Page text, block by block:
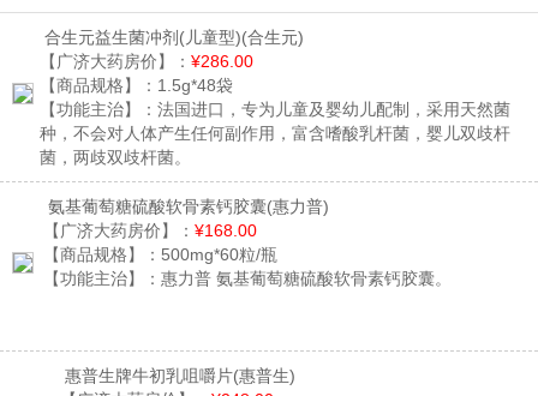
合生元益生菌冲剂(儿童型)(合生元)
【广济大药房价】： ¥286.00
【商品规格】： 1.5g*48袋
【功能主治】： 法国进口，专为儿童及婴幼儿配制，采用天然菌
种，不会对人体产生任何副作用，富含嗜酸乳杆菌，婴儿双歧杆
菌，两歧双歧杆菌。
氨基葡萄糖硫酸软骨素钙胶囊(惠力普)
【广济大药房价】： ¥168.00
【商品规格】： 500mg*60粒/瓶
【功能主治】： 惠力普 氨基葡萄糖硫酸软骨素钙胶囊。
惠普生牌牛初乳咀嚼片(惠普生)